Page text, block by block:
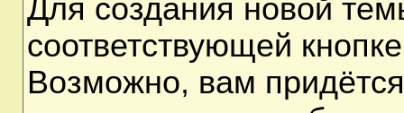
Для создания новой
соответствующей
Возможно, вам